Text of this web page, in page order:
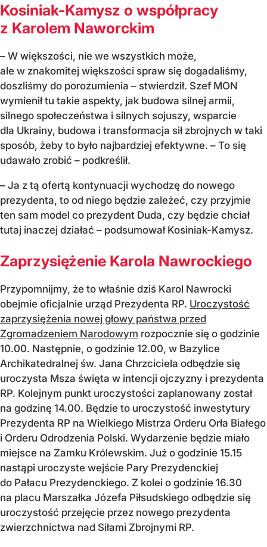
Kosiniak-Kamysz o współpracy
z Karolem Naworckim
– W większości, nie we wszystkich może,
ale w znakomitej większości spraw się dogadaliśmy,
doszliśmy do porozumienia – stwierdził. Szef MON
wymienił tu takie aspekty, jak budowa silnej armii,
silnego społeczeństwa i silnych sojuszy, wsparcie
dla Ukrainy, budowa i transformacja sił zbrojnych w taki
sposób, żeby to było najbardziej efektywne. – To się
udawało zrobić – podkreślił.
– Ja z tą ofertą kontynuacji wychodzę do nowego
prezydenta, to od niego będzie zależeć, czy przyjmie
ten sam model co prezydent Duda, czy będzie chciał
tutaj inaczej działać – podsumował Kosiniak-Kamysz.
Zaprzysiężenie Karola Nawrockiego
Przypomnijmy, że to właśnie dziś Karol Nawrocki
obejmie oficjalnie urząd Prezydenta RP. Uroczystość
zaprzysiężenia nowej głowy państwa przed
Zgromadzeniem Narodowym rozpocznie się o godzinie
10.00. Następnie, o godzinie 12.00, w Bazylice
Archikatedralnej św. Jana Chrzciciela odbędzie się
uroczysta Msza święta w intencji ojczyzny i prezydenta
RP. Kolejnym punkt uroczystości zaplanowany został
na godzinę 14.00. Będzie to uroczystość inwestytury
Prezydenta RP na Wielkiego Mistrza Orderu Orła Białego
i Orderu Odrodzenia Polski. Wydarzenie będzie miało
miejsce na Zamku Królewskim. Już o godzinie 15.15
nastąpi uroczyste wejście Pary Prezydenckiej
do Pałacu Prezydenckiego. Z kolei o godzinie 16.30
na placu Marszałka Józefa Piłsudskiego odbędzie się
uroczystość przejęcie przez nowego prezydenta
zwierzchnictwa nad Siłami Zbrojnymi RP.